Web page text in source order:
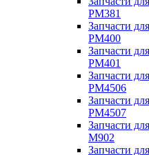
PM381
Запчасти
PM400
Запчасти
PM401
Запчасти
PM4506
Запчасти
PM4507
Запчасти
M902
Запчасти